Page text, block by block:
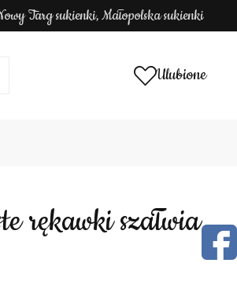
Targ sukienki, Małopolska sukienki
Ulubione
rękawki szałwia